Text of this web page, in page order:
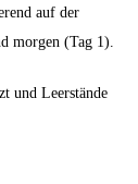
auf der
morgen (Tag 1).
und Leerstände